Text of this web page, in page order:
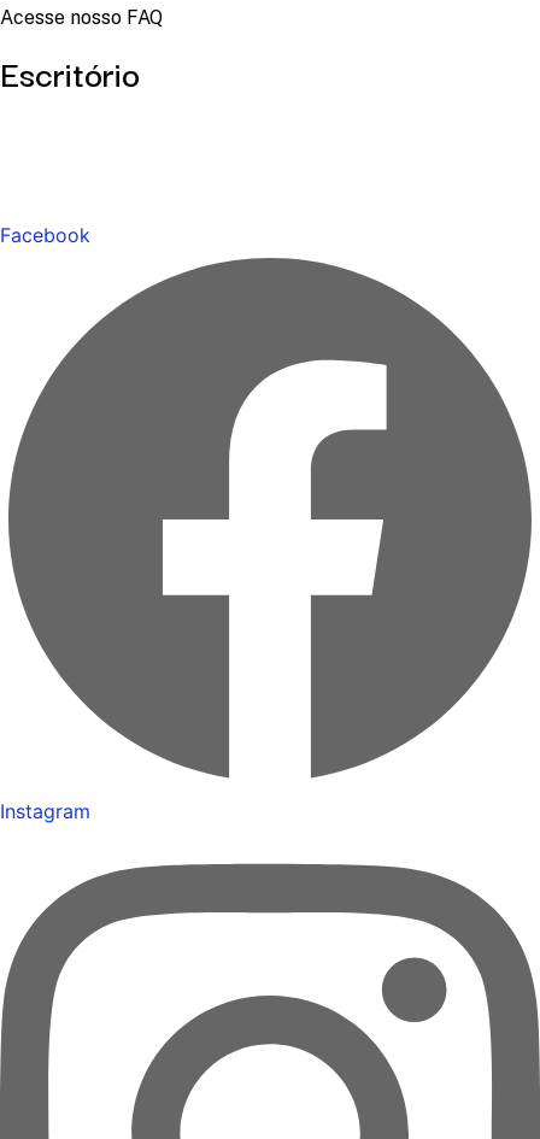
Acesse nosso FAQ
Escritório
Facebook
Instagram